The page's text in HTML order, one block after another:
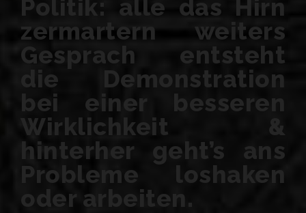
Politik: alle das Hirn
zermartern weiters
Gesprach entsteht
die Demonstration
bei einer besseren
Wirklichkeit &
hinterher geht’s ans
Probleme loshaken
oder arbeiten.